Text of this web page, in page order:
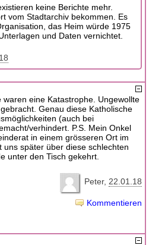
keine Berichte mehr.
vom Stadtarchiv bekommen. Es
das Heim würde 1975
und Daten vernichtet.
waren eine Katastrophe. Ungewollte
Genau diese Katholische
(auch bei
verhindert. P.S. Mein Onkel
in einem grösseren Ort im
uns später über diese schlechten
unter den Tisch gekehrt.
Peter 22.01.18
Kommentieren